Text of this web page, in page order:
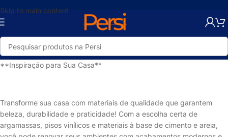
Skip to main content
**Inspiração para Sua Casa**
Transforme sua casa com materiais de qualidade que garantem
beleza, durabilidade e praticidade! Com a escolha certa de
argamassas, pisos vinílicos e materiais à base de cimento e areia,